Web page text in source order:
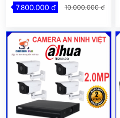
7.800.000 đ 10.000.000 đ